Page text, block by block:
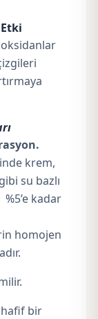
krem,
su bazlı
kadar
homojen
hafif bir